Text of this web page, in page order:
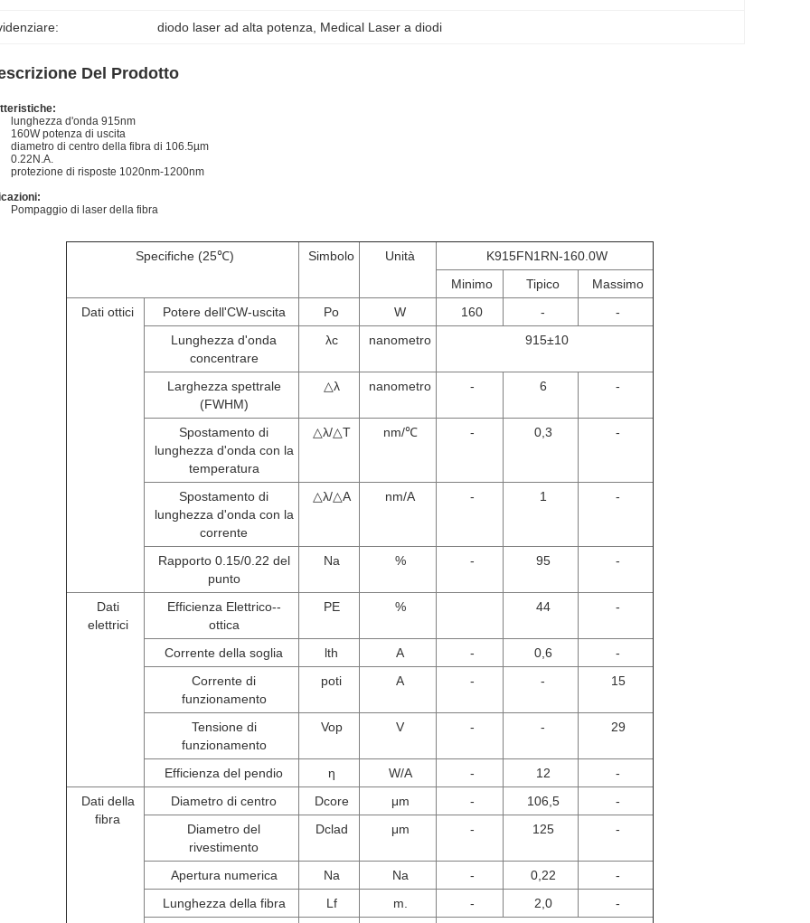
diodo laser ad alta potenza Medical Laser a diodi
Del Prodotto
lunghezza d'onda 915nm
160W potenza di uscita
diametro di centro della fibra di 106.5µm
0.22N.A.
protezione di risposte 1020nm-1200nm
Pompaggio di laser della fibra
Specifiche (25℃) Simbolo Unità
K915FN1RN-160.0W
Minimo
Tipico
Massimo
Dati ottici
Potere dell'CW-uscita Po W 160 -
-
Lunghezza d'onda
concentrare
λc nanometro 915±10
Larghezza spettrale
(FWHM)
△λ nanometro - 6 -
Spostamento di
lunghezza d'onda con la
temperatura
△λ/△T nm/℃ - 0,3 -
Spostamento di
lunghezza d'onda con la
corrente
△λ/△A nm/A - 1 -
Rapporto 0.15/0.22 del
punto
Na % - 95 -
Dati
elettrici
Efficienza Elettrico--
ottica
PE % 44 -
Corrente della soglia lth A - 0,6
-
Corrente di
funzionamento
poti A - - 15
Tensione di
funzionamento
Vop V - - 29
Efficienza del pendio η W/A - 12
-
Dati della
fibra
Diametro di centro Dcore μm - 106,5
-
Diametro del
rivestimento
Dclad μm - 125 -
Apertura numerica Na Na - 0,22
-
Lunghezza della fibra
Lf m. - 2,0
-